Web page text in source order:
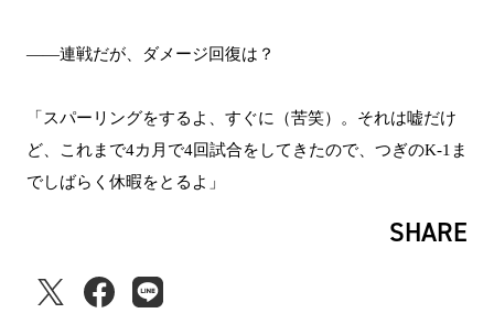
――連戦だが、ダメージ回復は？
「スパーリングをするよ、すぐに（苦笑）。それは嘘だけ
ど、これまで4カ月で4回試合をしてきたので、つぎのK-1ま
でしばらく休暇をとるよ」
SHARE